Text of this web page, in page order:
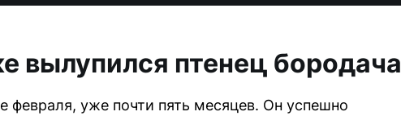
вылупился птенец бородача
февраля, уже почти пять месяцев. Он успешно